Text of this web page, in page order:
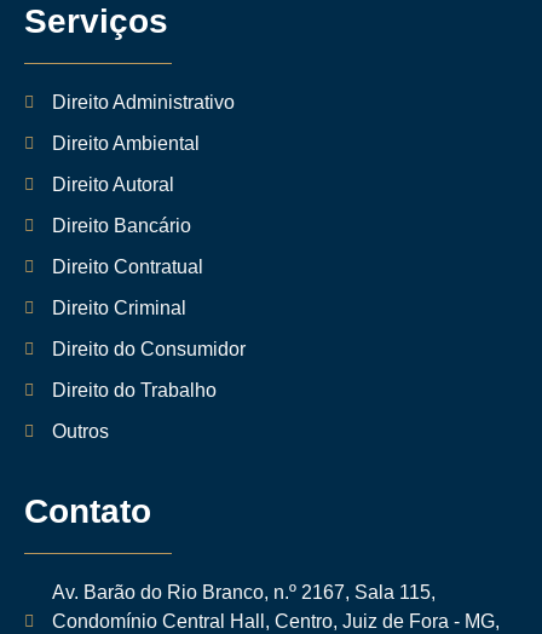
Serviços
Direito Administrativo
Direito Ambiental
Direito Autoral
Direito Bancário
Direito Contratual
Direito Criminal
Direito do Consumidor
Direito do Trabalho
Outros
Contato
Av. Barão do Rio Branco, n.º 2167, Sala 115,
Condomínio Central Hall, Centro, Juiz de Fora - MG,